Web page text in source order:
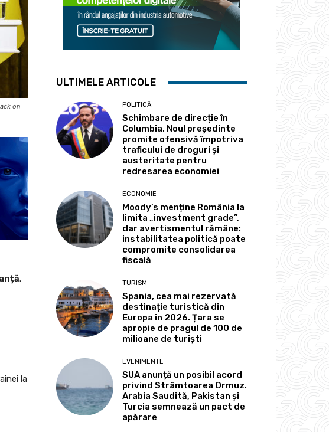
on
.
la
ULTIMELE ARTICOLE
POLITICĂ
Schimbare de direcție în
Columbia. Noul președinte
promite ofensivă împotriva
traficului de droguri și
austeritate pentru
redresarea economiei
ECONOMIE
Moody’s menține România la
limita „investment grade”,
dar avertismentul rămâne:
instabilitatea politică poate
compromite consolidarea
fiscală
TURISM
Spania, cea mai rezervată
destinație turistică din
Europa în 2026. Țara se
apropie de pragul de 100 de
milioane de turiști
EVENIMENTE
SUA anunță un posibil acord
privind Strâmtoarea Ormuz.
Arabia Saudită, Pakistan și
Turcia semnează un pact de
apărare